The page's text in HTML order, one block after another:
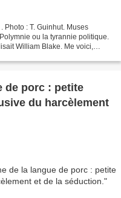
Photo : T. Guinhut. Muses
ou la tyrannie politique.
William Blake. Me voici,
de porc : petite
du harcèlement